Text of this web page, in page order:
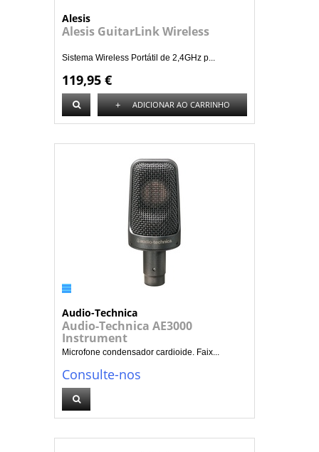
Alesis
Alesis GuitarLink Wireless
Sistema Wireless Portátil de 2,4GHz p...
119,95 €
+ ADICIONAR AO CARRINHO
Audio-Technica
Audio-Technica AE3000
Instrument
Microfone condensador cardioide. Faix...
Consulte-nos